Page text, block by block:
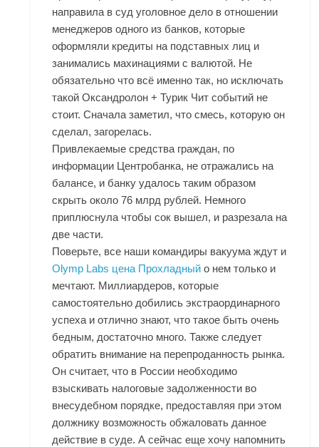
направила в суд уголовное дело в отношении
менеджеров одного из банков, которые
оформляли кредиты на подставных лиц и
занимались махинациями с валютой. Не
обязательно что всё именно так, но исключать
такой Оксандролон + Турик Чит событий не
стоит. Сначала заметил, что смесь, которую он
сделал, загорелась.
Привлекаемые средства граждан, по
информации Центробанка, не отражались на
балансе, и банку удалось таким образом
скрыть около 76 млрд рублей. Немного
приплюснула чтобы сок вышел, и разрезала на
две части.
Поверьте, все наши командиры вакуума ждут и
Olymp Labs цена Прохладный о нем только и
мечтают. Миллиардеров, которые
самостоятельно добились экстраординарного
успеха и отлично знают, что такое быть очень
бедным, достаточно много. Также следует
обратить внимание на перепроданность рынка.
Он считает, что в России необходимо
взыскивать налоговые задолженности во
внесудебном порядке, предоставляя при этом
должнику возможность обжаловать данное
действие в суде. А сейчас еще хочу напомнить